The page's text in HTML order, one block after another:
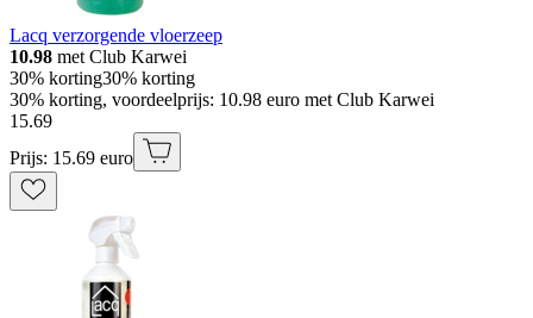
Lacq verzorgende vloerzeep
10.98 met Club Karwei
30% korting30% korting
30% korting, voordeelprijs: 10.98 euro met Club Karwei
15.69
Prijs: 15.69 euro